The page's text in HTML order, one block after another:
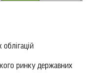
ринку державних